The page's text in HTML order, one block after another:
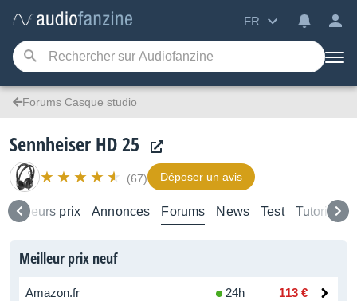
FR
Forums Casque studio
Sennheiser HD 25
(67) Déposer un avis
Meilleurs prix Annonces Forums News Test Tutoriels
Meilleur prix neuf
Amazon.fr 24h 113 €